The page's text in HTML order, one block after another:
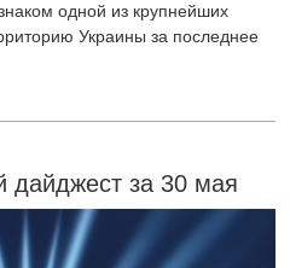
одной из крупнейших
Украины за последнее
дайджест за 30 мая